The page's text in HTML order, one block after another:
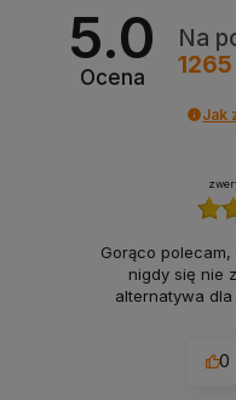
5.0
Ocena
Na
1265
Jak
Gorąco polecam,
nigdy się nie
alternatywa
0